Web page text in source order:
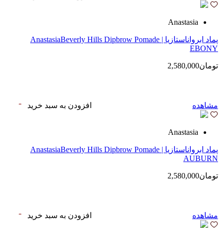
Anastasia
پماد ابرواناستازیا | AnastasiaBeverly Hills Dipbrow Pomade
EBONY
تومان2,580,000
مشاهده افزودن به سبد خرید
Anastasia
پماد ابرواناستازیا | AnastasiaBeverly Hills Dipbrow Pomade
AUBURN
تومان2,580,000
مشاهده افزودن به سبد خرید